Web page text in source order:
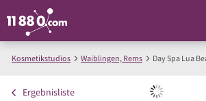
Kosmetikstudios Waiblingen, Rems Day Spa Lua
Ergebnisliste